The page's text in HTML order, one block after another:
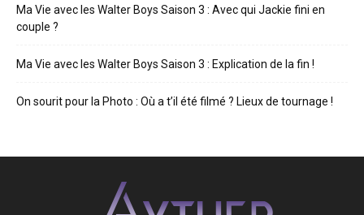
Ma Vie avec les Walter Boys Saison 3 : Avec qui Jackie fini en
couple ?
Ma Vie avec les Walter Boys Saison 3 : Explication de la fin !
On sourit pour la Photo : Où a t’il été filmé ? Lieux de tournage !